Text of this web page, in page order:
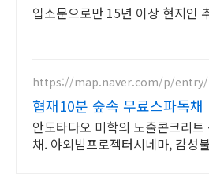
입소문으로만 15년 이상 현지인
https://map.naver.com/p/entry/
협재10분 숲속 무료스파독채
침대 2개 가족/커플 독채
안도타다오 미학의 노출콘크리트
채. 야외빔프로젝터시네마, 감성